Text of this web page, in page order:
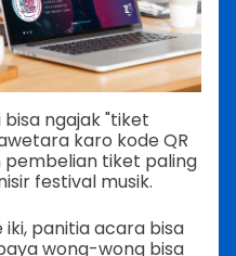
ngajak "tiket
karo kode QR
pembelian tiket paling
festival musik.
iki, panitia acara bisa
wong-wong bisa